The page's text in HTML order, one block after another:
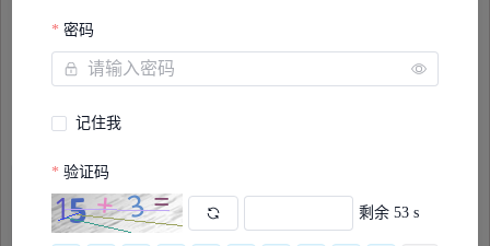
密码
记住我
验证码
剩余 53 s